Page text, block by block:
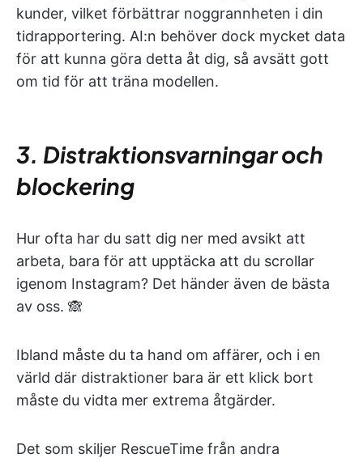
kunder, vilket förbättrar noggrannheten i din
tidrapportering. AI:n behöver dock mycket data
för att kunna göra detta åt dig, så avsätt gott
om tid för att träna modellen.
3. Distraktionsvarningar och
blockering
Hur ofta har du satt dig ner med avsikt att
arbeta, bara för att upptäcka att du scrollar
igenom Instagram? Det händer även de bästa
av oss. 🙈
Ibland måste du ta hand om affärer, och i en
värld där distraktioner bara är ett klick bort
måste du vidta mer extrema åtgärder.
Det som skiljer RescueTime från andra